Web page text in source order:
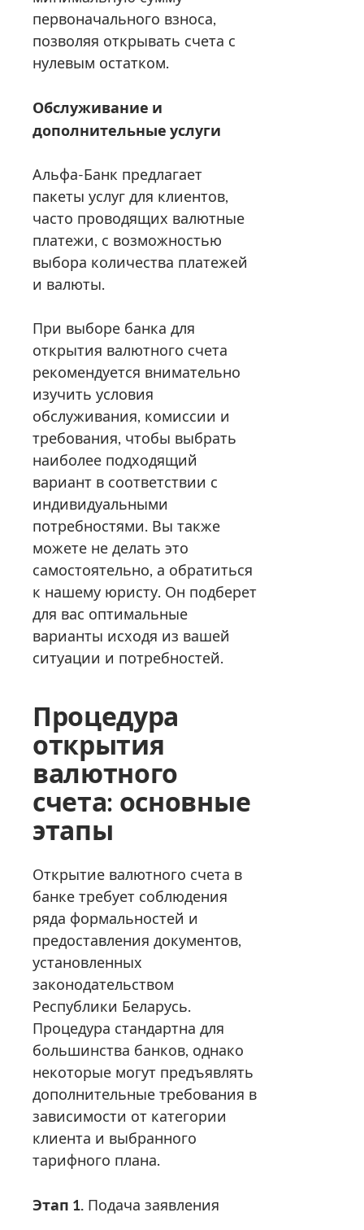
первоначального взноса,
позволяя открывать счета с
нулевым остатком.
Обслуживание и
дополнительные услуги
Альфа-Банк предлагает
пакеты услуг для клиентов,
часто проводящих валютные
платежи, с возможностью
выбора количества платежей
и валюты.
При выборе банка для
открытия валютного счета
рекомендуется внимательно
изучить условия
обслуживания, комиссии и
требования, чтобы выбрать
наиболее подходящий
вариант в соответствии с
индивидуальными
потребностями. Вы также
можете не делать это
самостоятельно, а обратиться
к нашему юристу. Он подберет
для вас оптимальные
варианты исходя из вашей
ситуации и потребностей.
Процедура
открытия
валютного
счета: основные
этапы
Открытие валютного счета в
банке требует соблюдения
ряда формальностей и
предоставления документов,
установленных
законодательством
Республики Беларусь.
Процедура стандартна для
большинства банков, однако
некоторые могут предъявлять
дополнительные требования в
зависимости от категории
клиента и выбранного
тарифного плана.
Этап 1. Подача заявления